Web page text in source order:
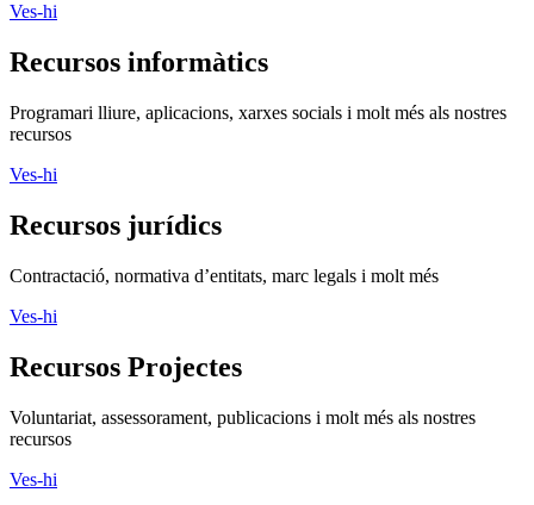
Ves-hi
Recursos informàtics
Programari lliure, aplicacions, xarxes socials i molt més als nostres
recursos
Ves-hi
Recursos jurídics
Contractació, normativa d’entitats, marc legals i molt més
Ves-hi
Recursos Projectes
Voluntariat, assessorament, publicacions i molt més als nostres
recursos
Ves-hi